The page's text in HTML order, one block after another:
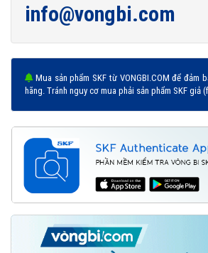
info@vongbi.com
Mua sản phẩm SKF từ VONGBI.COM để đảm
hãng. Tránh nguy cơ mua phải sản phẩm SKF giả